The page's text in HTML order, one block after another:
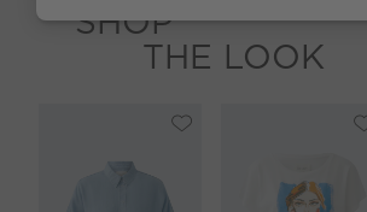
SHOP
THE LOOK